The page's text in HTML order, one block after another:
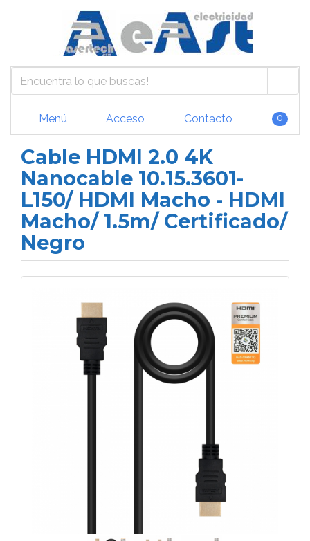
Menú Acceso Contacto 0
Cable HDMI 2.0 4K
Nanocable 10.15.3601-
L150/ HDMI Macho - HDMI
Macho/ 1.5m/ Certificado/
Negro